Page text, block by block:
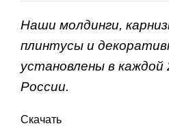
Наши молдинги,
плинтусы и
установлены в каждой
России.
Скачать